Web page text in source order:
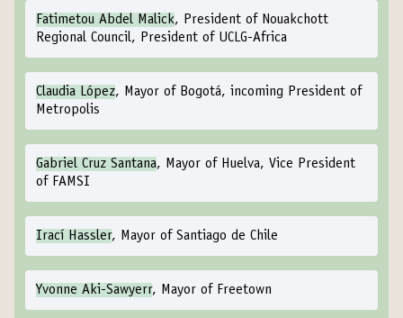
Fatimetou Abdel Malick, President of Nouakchott
Regional Council, President of UCLG-Africa
Claudia López, Mayor of Bogotá, incoming President of
Metropolis
Gabriel Cruz Santana, Mayor of Huelva, Vice President
of FAMSI
Irací Hassler, Mayor of Santiago de Chile
Yvonne Aki-Sawyerr, Mayor of Freetown